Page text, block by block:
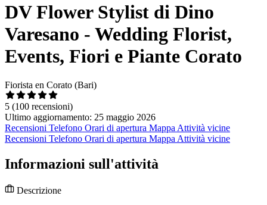
DV Flower Stylist di Dino
Varesano - Wedding Florist,
Events, Fiori e Piante Corato
Fiorista en Corato (Bari)
5 (100 recensioni)
Ultimo aggiornamento: 25 maggio 2026
Recensioni Telefono Orari di apertura Mappa Attività vicine
Recensioni Telefono Orari di apertura Mappa Attività vicine
Informazioni sull'attività
Descrizione